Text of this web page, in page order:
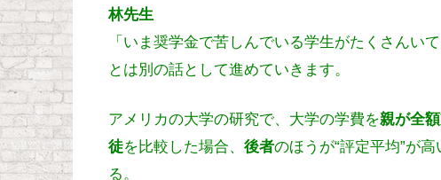
林先生
「いま奨学金で苦しんでいる学生がたくさんい
とは別の話として進めていきます。
アメリカの大学の研究で、大学の学費を親が全
徒を比較した場合、 後者のほうが“評定平均”が高
る。